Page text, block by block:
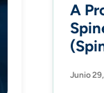
A
Junio